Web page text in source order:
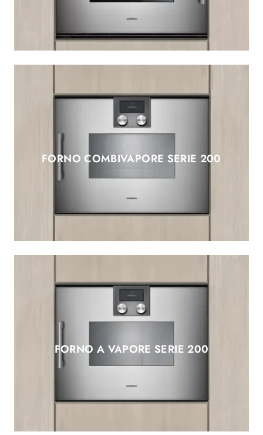
FORNO COMBIVAPORE SERIE 200
FORNO A VAPORE SERIE 200